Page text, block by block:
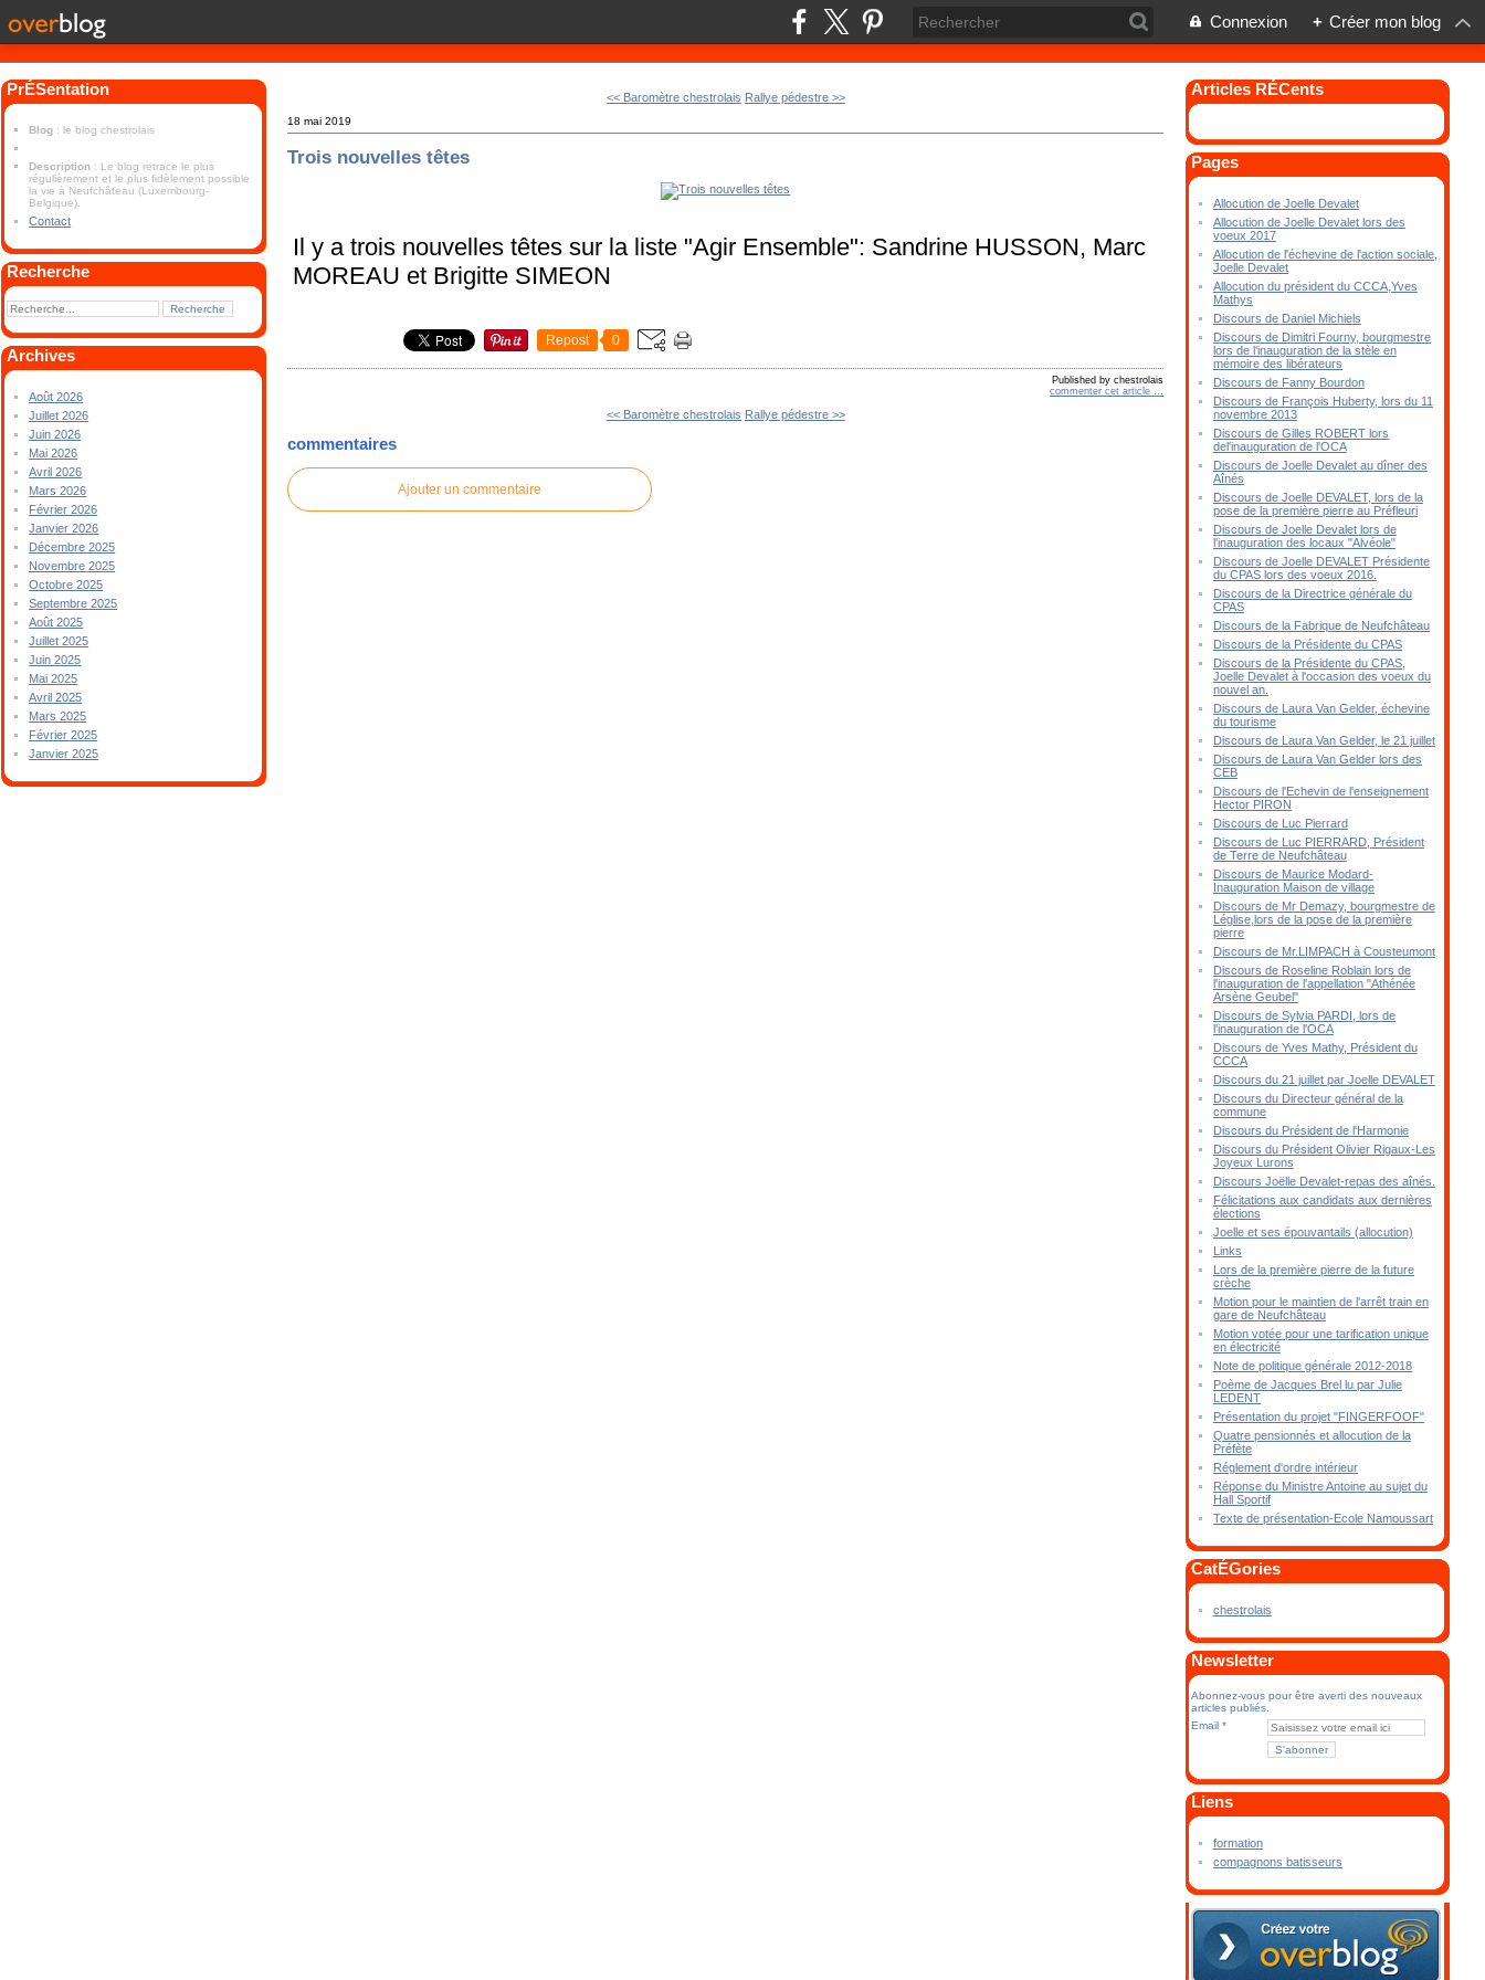
Connexion + Créer mon blog
PrÉSentation
Blog : le blog chestrolais
Description : Le blog retrace le plus
régulièrement et le plus fidèlement possible
la vie à Neufchâteau (Luxembourg-
Belgique).
Contact
Recherche
Archives
Août 2026
Juillet 2026
Juin 2026
Mai 2026
Avril 2026
Mars 2026
Février 2026
Janvier 2026
Décembre 2025
Novembre 2025
Octobre 2025
Septembre 2025
Août 2025
Juillet 2025
Juin 2025
Mai 2025
Avril 2025
Mars 2025
Février 2025
Janvier 2025
<< Baromètre chestrolais Rallye pédestre >>
18 mai 2019
Trois nouvelles têtes
Il y a trois nouvelles têtes sur la liste "Agir Ensemble": Sandrine HUSSON, Marc
MOREAU et Brigitte SIMEON
Repost 0
Published by chestrolais
commenter cet article
<< Baromètre chestrolais Rallye pédestre >>
commentaires
Ajouter un commentaire
Articles RÉCents
Pages
Allocution de Joelle Devalet
Allocution de Joelle Devalet lors des
voeux 2017
Allocution de l'échevine de l'action sociale,
Joelle Devalet
Allocution du président du CCCA,Yves
Mathys
Discours de Daniel Michiels
Discours de Dimitri Fourny, bourgmestre
lors de l'inauguration de la stèle en
mémoire des libérateurs
Discours de Fanny Bourdon
Discours de François Huberty, lors du 11
novembre 2013
Discours de Gilles ROBERT lors
del'inauguration de l'OCA
Discours de Joelle Devalet au dîner des
Aînés
Discours de Joelle DEVALET, lors de la
pose de la première pierre au Préfleuri
Discours de Joelle Devalet lors de
l'inauguration des locaux "Alvéole"
Discours de Joelle DEVALET Présidente
du CPAS lors des voeux 2016.
Discours de la Directrice générale du
CPAS
Discours de la Fabrique de Neufchâteau
Discours de la Présidente du CPAS
Discours de la Présidente du CPAS,
Joelle Devalet à l'occasion des voeux du
nouvel an.
Discours de Laura Van Gelder, échevine
du tourisme
Discours de Laura Van Gelder, le 21 juillet
Discours de Laura Van Gelder lors des
CEB
Discours de l'Echevin de l'enseignement
Hector PIRON
Discours de Luc Pierrard
Discours de Luc PIERRARD, Président
de Terre de Neufchâteau
Discours de Maurice Modard-
Inauguration Maison de village
Discours de Mr Demazy, bourgmestre de
Léglise,lors de la pose de la première
pierre
Discours de Mr.LIMPACH à Cousteumont
Discours de Roseline Roblain lors de
l'inauguration de l'appellation "Athénée
Arsène Geubel"
Discours de Sylvia PARDI, lors de
l'inauguration de l'OCA
Discours de Yves Mathy, Président du
CCCA
Discours du 21 juillet par Joelle DEVALET
Discours du Directeur général de la
commune
Discours du Président de l'Harmonie
Discours du Président Olivier Rigaux-Les
Joyeux Lurons
Discours Joëlle Devalet-repas des aînés.
Félicitations aux candidats aux dernières
élections
Joelle et ses épouvantails (allocution)
Links
Lors de la première pierre de la future
crèche
Motion pour le maintien de l'arrêt train en
gare de Neufchâteau
Motion votée pour une tarification unique
en électricité
Note de politique générale 2012-2018
Poème de Jacques Brel lu par Julie
LEDENT
Présentation du projet "FINGERFOOF"
Quatre pensionnés et allocution de la
Préfète
Réglement d'ordre intérieur
Réponse du Ministre Antoine au sujet du
Hall Sportif
Texte de présentation-Ecole Namoussart
CatÉGories
chestrolais
Newsletter
Abonnez-vous pour être averti des nouveaux
articles publiés.
Email
Liens
formation
compagnons batisseurs